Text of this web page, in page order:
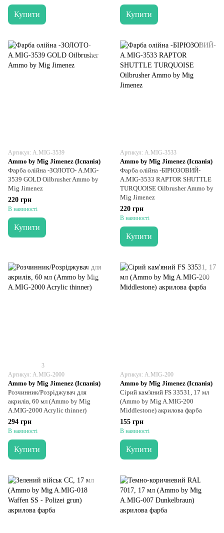
Купити Купити
Артикул: A.MIG-3539
Ammo by Mig Jimenez (Іспанія)
Фарба олійна -ЗОЛОТО- A.MIG-
3539 GOLD Oilbrusher Ammo by
Mig Jimenez
220 грн
В наявності
Купити
Артикул: A.MIG-3533
Ammo by Mig Jimenez (Іспанія)
Фарба олійна -БІРЮЗОВИЙ-
A.MIG-3533 RAPTOR SHUTTLE
TURQUOISE Oilbrusher Ammo by
Mig Jimenez
220 грн
В наявності
Купити
3
Артикул: A.MIG-2000
Ammo by Mig Jimenez (Іспанія)
Розчинник/Розріджувач для
акрилів, 60 мл (Ammo by Mig
A.MIG-2000 Acrylic thinner)
294 грн
В наявності
Купити
Артикул: A.MIG-200
Ammo by Mig Jimenez (Іспанія)
Сірий кам'яний FS 33531, 17 мл
(Ammo by Mig A.MIG-200
Middlestone) акрилова фарба
155 грн
В наявності
Купити